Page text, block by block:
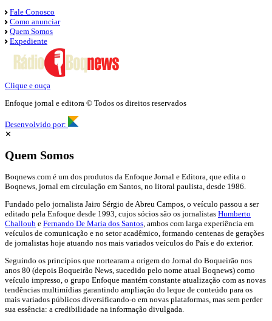
Fale Conosco
Como anunciar
Quem Somos
Expediente
Clique e ouça
Enfoque jornal e editora © Todos os direitos reservados
Desenvolvido por:
✕
Quem Somos
Boqnews.com é um dos produtos da Enfoque Jornal e Editora, que edita o
Boqnews, jornal em circulação em Santos, no litoral paulista, desde 1986.
Fundado pelo jornalista Jairo Sérgio de Abreu Campos, o veículo passou a ser
editado pela Enfoque desde 1993, cujos sócios são os jornalistas Humberto
Challoub e Fernando De Maria dos Santos , ambos com larga experiência em
veículos de comunicação e no setor acadêmico, formando centenas de gerações
de jornalistas hoje atuando nos mais variados veículos do País e do exterior.
Seguindo os princípios que nortearam a origem do Jornal do Boqueirão nos
anos 80 (depois Boqueirão News, sucedido pelo nome atual Boqnews) como
veículo impresso, o grupo Enfoque mantém constante atualização com as novas
tendências multimídias garantindo ampliação do leque de conteúdo para os
mais variados públicos diversificando-o em novas plataformas, mas sem perder
sua essência: a credibilidade na informação divulgada.